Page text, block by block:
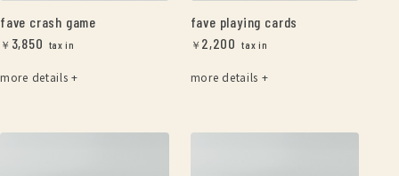
fave crash game
￥ 3,850
more details +
fave playing cards
￥ 2,200
more details +